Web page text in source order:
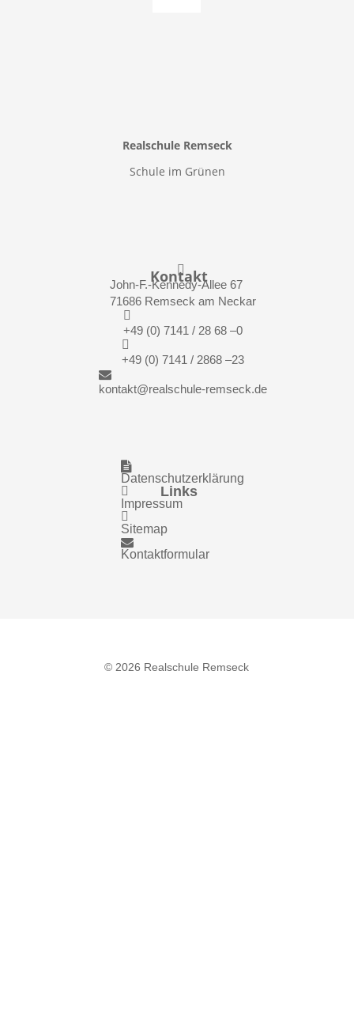
Realschule Remseck
Schule im Grünen
Kontakt

John-F.-Kennedy-Allee 67
71686 Remseck am Neckar

+49 (0) 7141 / 28 68 –0

+49 (0) 7141 / 2868 –23

kontakt@realschule-remseck.de
Links

Datenschutzerklärung

Impressum

Sitemap

Kontaktformular
© 2026 Realschule Remseck